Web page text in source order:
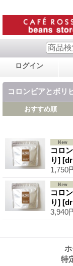
ログイン
コロンビアとボリ
おすすめ順
コロ
り]
1,750
コロ
り]
3,940
特